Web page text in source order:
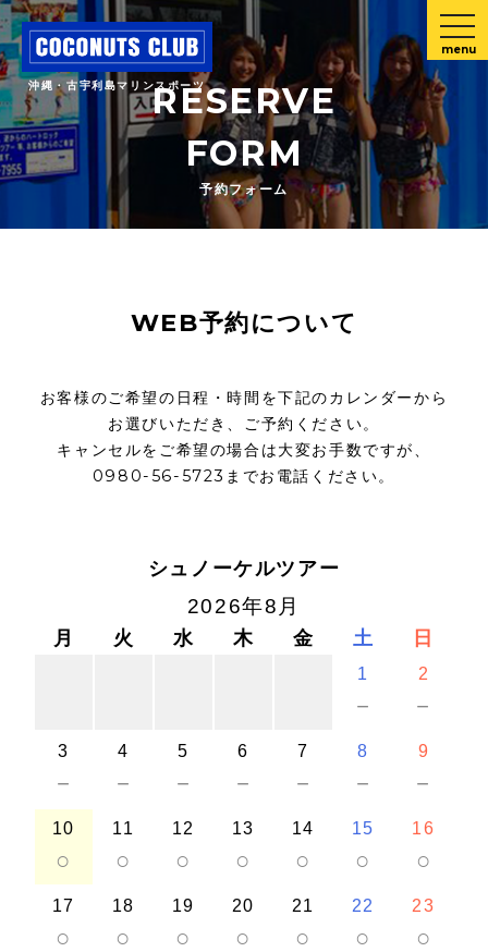
沖縄・古宇利島マリンスポーツ
menu
RESERVE
FORM
予約フォーム
WEB予約について
お客様のご希望の日程・時間を下記のカレンダーから
お選びいただき、ご予約ください。
キャンセルをご希望の場合は大変お手数ですが、
0980-56-5723までお電話ください。
シュノーケルツアー
2026年8月
月 火 水 木 金 土 日
1
－
2
－
3
－
4
－
5
－
6
－
7
－
8
－
9
－
10
○
11
○
12
○
13
○
14
○
15
○
16
○
17
○
18
○
19
○
20
○
21
○
22
○
23
○